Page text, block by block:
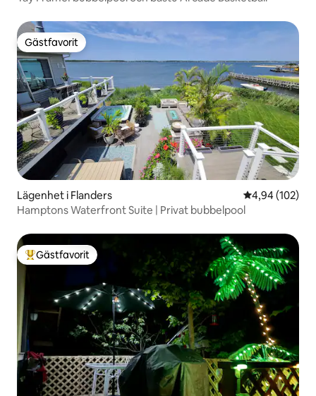
Gästfavorit
Gästfavorit
Lägenhet i Flanders 4,94 av 5 i
4,94 (102)
Hamptons Waterfront Suite | Privat bubbelpool
Populär gästfavorit
Gästfavorit